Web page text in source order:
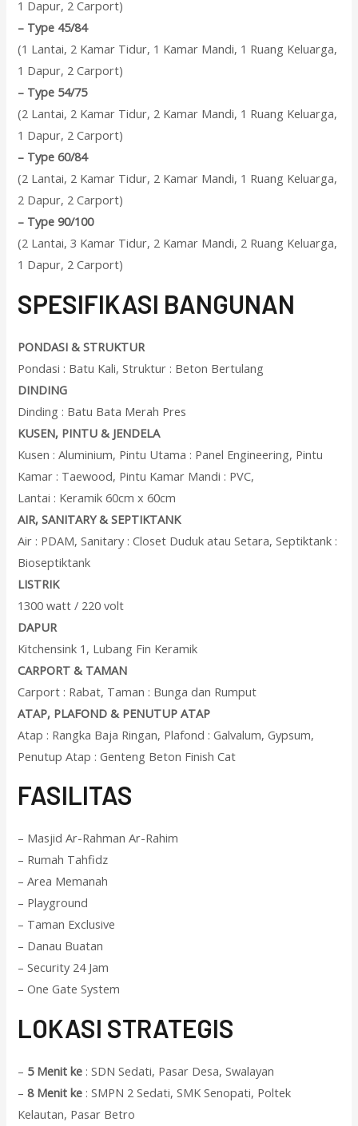
1 Dapur, 2 Carport)
– Type 45/84
(1 Lantai, 2 Kamar Tidur, 1 Kamar Mandi, 1 Ruang Keluarga,
1 Dapur, 2 Carport)
– Type 54/75
(2 Lantai, 2 Kamar Tidur, 2 Kamar Mandi, 1 Ruang Keluarga,
1 Dapur, 2 Carport)
– Type 60/84
(2 Lantai, 2 Kamar Tidur, 2 Kamar Mandi, 1 Ruang Keluarga,
2 Dapur, 2 Carport)
– Type 90/100
(2 Lantai, 3 Kamar Tidur, 2 Kamar Mandi, 2 Ruang Keluarga,
1 Dapur, 2 Carport)
SPESIFIKASI BANGUNAN
PONDASI & STRUKTUR
Pondasi : Batu Kali, Struktur : Beton Bertulang
DINDING
Dinding : Batu Bata Merah Pres
KUSEN, PINTU & JENDELA
Kusen : Aluminium, Pintu Utama : Panel Engineering, Pintu
Kamar : Taewood, Pintu Kamar Mandi : PVC,
Lantai : Keramik 60cm x 60cm
AIR, SANITARY & SEPTIKTANK
Air : PDAM, Sanitary : Closet Duduk atau Setara, Septiktank :
Bioseptiktank
LISTRIK
1300 watt / 220 volt
DAPUR
Kitchensink 1, Lubang Fin Keramik
CARPORT & TAMAN
Carport : Rabat, Taman : Bunga dan Rumput
ATAP, PLAFOND & PENUTUP ATAP
Atap : Rangka Baja Ringan, Plafond : Galvalum, Gypsum,
Penutup Atap : Genteng Beton Finish Cat
FASILITAS
– Masjid Ar-Rahman Ar-Rahim
– Rumah Tahfidz
– Area Memanah
– Playground
– Taman Exclusive
– Danau Buatan
– Security 24 Jam
– One Gate System
LOKASI STRATEGIS
– 5 Menit ke : SDN Sedati, Pasar Desa, Swalayan
–8 Menit ke : SMPN 2 Sedati, SMK Senopati, Poltek
Kelautan, Pasar Betro